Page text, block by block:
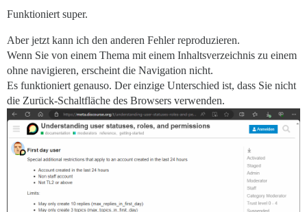
Funktioniert super.
Aber jetzt kann ich den anderen Fehler reproduzieren.
Wenn Sie von einem Thema mit einem Inhaltsverzeichnis zu einem
ohne navigieren, erscheint die Navigation nicht.
Es funktioniert genauso. Der einzige Unterschied ist, dass Sie nicht
die Zurück-Schaltfläche des Browsers verwenden.